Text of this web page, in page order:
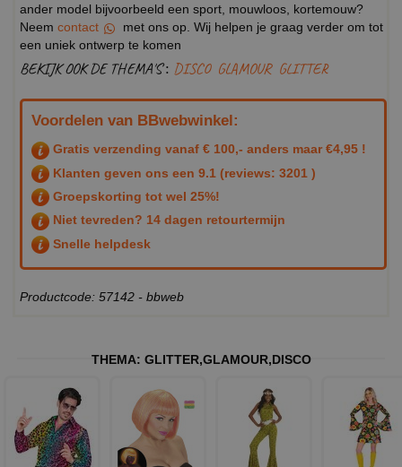
ander model bijvoorbeeld een sport, mouwloos, kortemouw?
Neem contact
met ons op. Wij helpen je graag verder om tot
een uniek ontwerp te komen
BEKIJK OOK DE THEMA'S : DISCO GLAMOUR GLITTER
Voordelen van BBwebwinkel:
Gratis verzending vanaf € 100,- anders maar €4,95 !
Klanten geven ons een 9.1 (reviews: 3201 )
Groepskorting tot wel 25%!
Niet tevreden? 14 dagen retourtermijn
Snelle helpdesk
Productcode: 57142 - bbweb
THEMA: GLITTER,GLAMOUR,DISCO